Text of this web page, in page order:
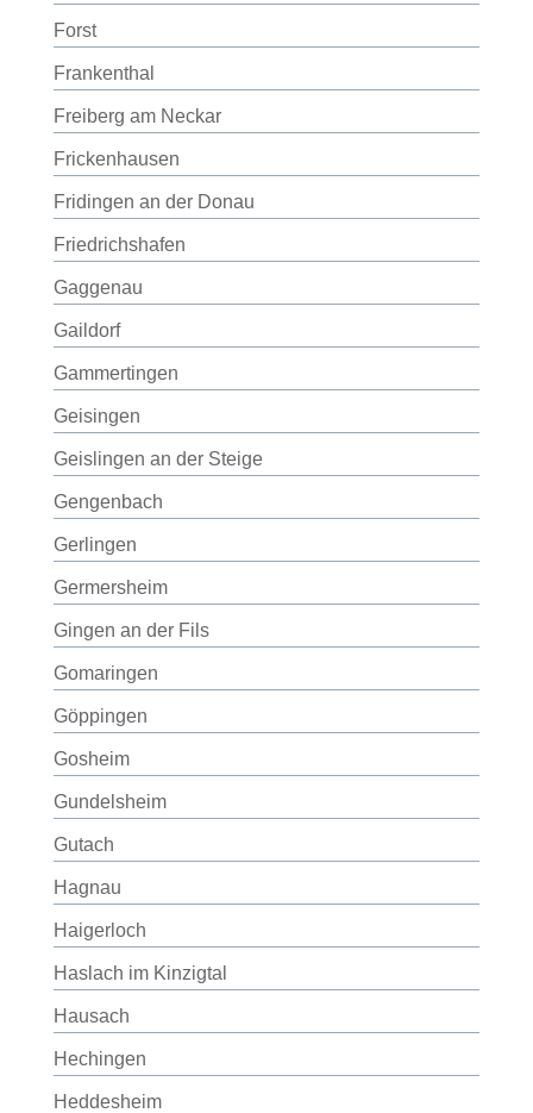
Forst
Frankenthal
Freiberg am Neckar
Frickenhausen
Fridingen an der Donau
Friedrichshafen
Gaggenau
Gaildorf
Gammertingen
Geisingen
Geislingen an der Steige
Gengenbach
Gerlingen
Germersheim
Gingen an der Fils
Gomaringen
Göppingen
Gosheim
Gundelsheim
Gutach
Hagnau
Haigerloch
Haslach im Kinzigtal
Hausach
Hechingen
Heddesheim